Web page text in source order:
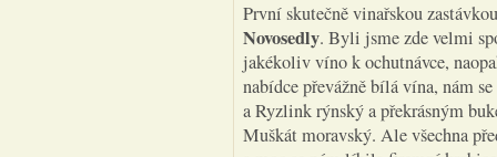
První skutečně vinařskou
Novosedly. Byli jsme zde velmi
jakékoliv víno k ochutnávce,
nabídce převážně bílá vína, nám
a Ryzlink rýnský a překrásným
Muškát moravský. Ale všechna